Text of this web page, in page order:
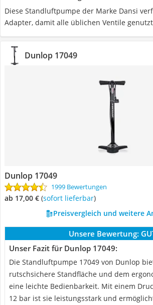
Diese Standluftpumpe der Marke Dansi
Adapter, damit alle üblichen Ventile
Dunlop 17049
Dunlop 17049
1999 Bewertungen
ab 17,00 € ( Sofort lieferbar)
Preisvergleich und weitere
Unsere Bewertung:
Unser Fazit für Dunlop 17049:
Die Standluftpumpe 17049 von Dunlop
rutschsichere Standfläche und dem
eine leichte Bedienbarkeit. Mit einem
12 bar ist sie leistungsstark und